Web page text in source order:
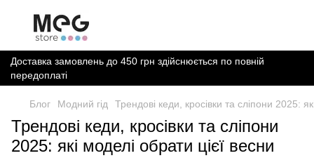
Доставка замовлень до 450 грн здійснюється по повній
передоплаті
Блог Модний гід Трендові кеди, кросівки та сліпони 2025:
Трендові кеди, кросівки та сліпони
2025: які моделі обрати цієї весни